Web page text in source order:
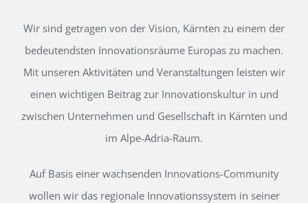
Wir sind getragen von der Vision, Kärnten zu einem der
bedeutendsten Innovationsräume Europas zu machen.
Mit unseren Aktivitäten und Veranstaltungen leisten wir
einen wichtigen Beitrag zur Innovationskultur in und
zwischen Unternehmen und Gesellschaft in Kärnten und
im Alpe-Adria-Raum.
Auf Basis einer wachsenden Innovations-Community
wollen wir das regionale Innovationssystem in seiner